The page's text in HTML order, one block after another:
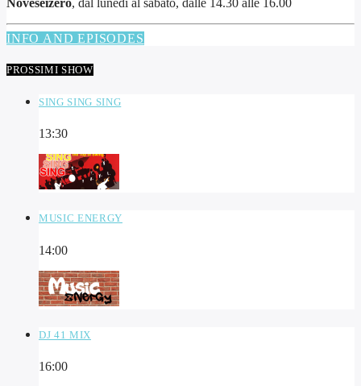
INFO AND EPISODES
PROSSIMI SHOW
SING SING SING
13:30
MUSIC ENERGY
14:00
DJ 41 MIX
16:00